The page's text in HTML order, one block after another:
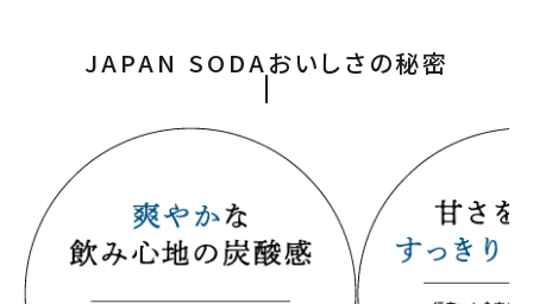
JAPAN SODAおいしさの秘密